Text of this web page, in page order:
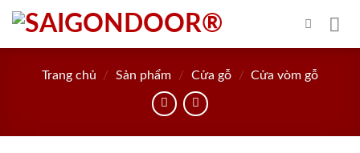
Skip
content
Trang chủ / Sản phẩm / Cửa gỗ / Cửa vòm gỗ